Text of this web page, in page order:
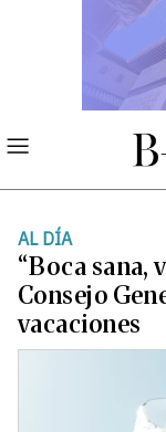
AL DÍA
“Boca sana,
Consejo
vacaciones